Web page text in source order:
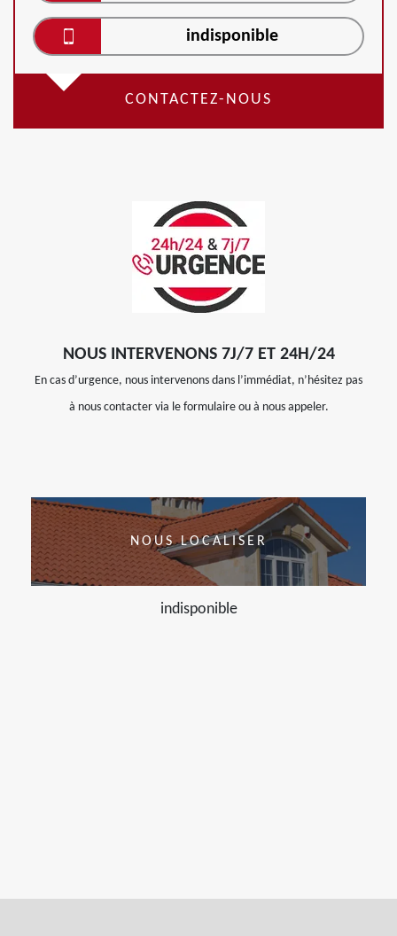
indisponible
CONTACTEZ-NOUS
NOUS INTERVENONS 7J/7 ET 24H/24
En cas d’urgence, nous intervenons dans l’immédiat, n’hésitez pas
à nous contacter via le formulaire ou à nous appeler.
NOUS LOCALISER
indisponible